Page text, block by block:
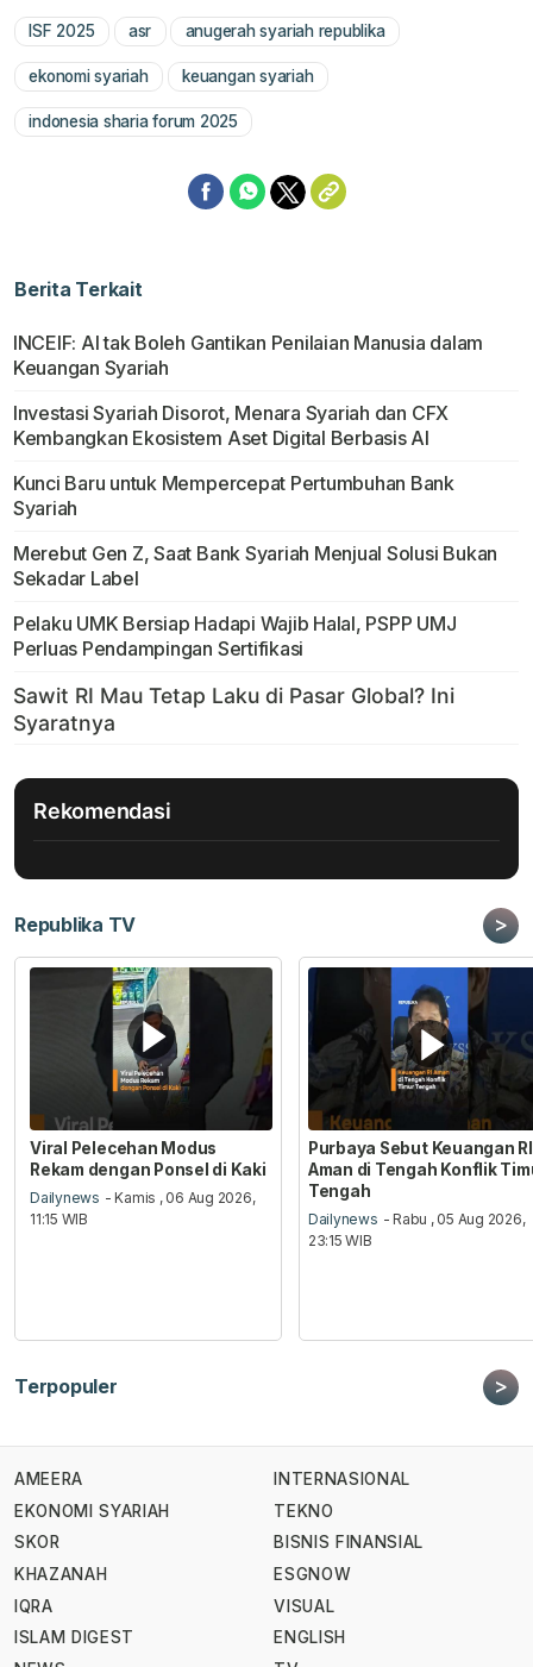
ISF 2025 asr anugerah syariah republika
ekonomi syariah keuangan syariah
indonesia sharia forum 2025
Berita Terkait
INCEIF: AI tak Boleh Gantikan Penilaian Manusia dalam
Keuangan Syariah
Investasi Syariah Disorot, Menara Syariah dan CFX
Kembangkan Ekosistem Aset Digital Berbasis AI
Kunci Baru untuk Mempercepat Pertumbuhan Bank
Syariah
Merebut Gen Z, Saat Bank Syariah Menjual Solusi Bukan
Sekadar Label
Pelaku UMK Bersiap Hadapi Wajib Halal, PSPP UMJ
Perluas Pendampingan Sertifikasi
Rekomendasi
Republika TV >
Viral Pelecehan Modus
Rekam dengan Ponsel di Kaki
Dailynews - Kamis , 06 Aug 2026,
11:15 WIB
Purbaya Sebut Keuangan RI
Aman di Tengah Konflik
Tengah
Dailynews - Rabu , 05 Aug 2026,
23:15 WIB
Terpopuler >
AMEERA
EKONOMI SYARIAH
SKOR
KHAZANAH
IQRA
ISLAM DIGEST
INTERNASIONAL
TEKNO
BISNIS FINANSIAL
ESGNOW
VISUAL
ENGLISH